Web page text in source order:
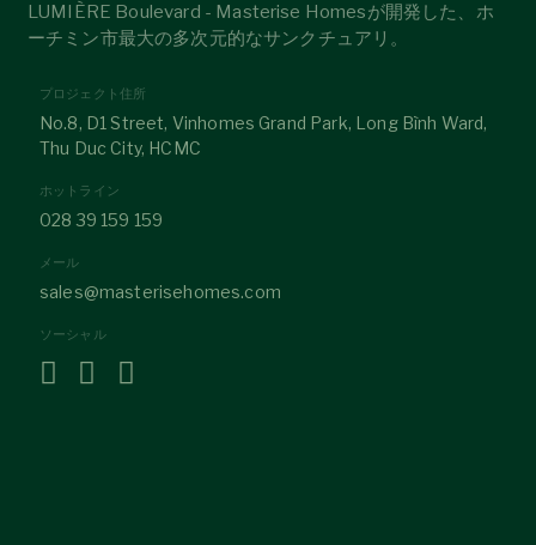
LUMIÈRE Boulevard - Masterise Homesが開発した、ホ
ーチミン市最大の多次元的なサンクチュアリ。
プロジェクト住所
No.8, D1 Street, Vinhomes Grand Park, Long Bình Ward,
Thu Duc City, HCMC
ホットライン
028 39 159 159
メール
sales@masterisehomes.com
ソーシャル